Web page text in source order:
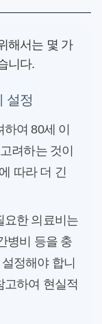
해서는 몇 가
니다.
설정
여 80세 이
려하는 것이
따라 더 긴
한 의료비는
병비 등을 충
정해야 합니
고하여 현실적